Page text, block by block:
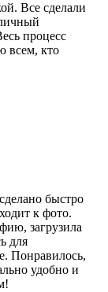
Все сделали
процесс
всем, кто
быстро
к фото.
загрузила
для
Понравилось,
удобно и